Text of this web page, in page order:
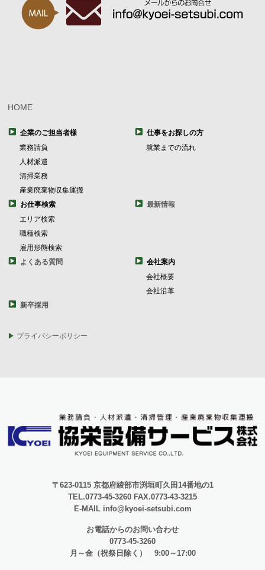
HOME
企業のご担当者様
業務請負
人材派遣
清掃業務
産業廃棄物収集運搬
仕事をお探しの方
就業までの流れ
お仕事検索
エリア検索
職種検索
雇用形態検索
最新情報
よくある質問
会社案内
会社概要
会社沿革
新卒採用
プライバシーポリシー
〒623-0115 京都府綾部市渕垣町久田14番地の1
TEL.0773-45-3260 FAX.0773-43-3215
E-MAIL info@kyoei-setsubi.com
お電話からのお問い合わせ
0773-45-3260
月～金（祝祭日除く） 9:00～17:00